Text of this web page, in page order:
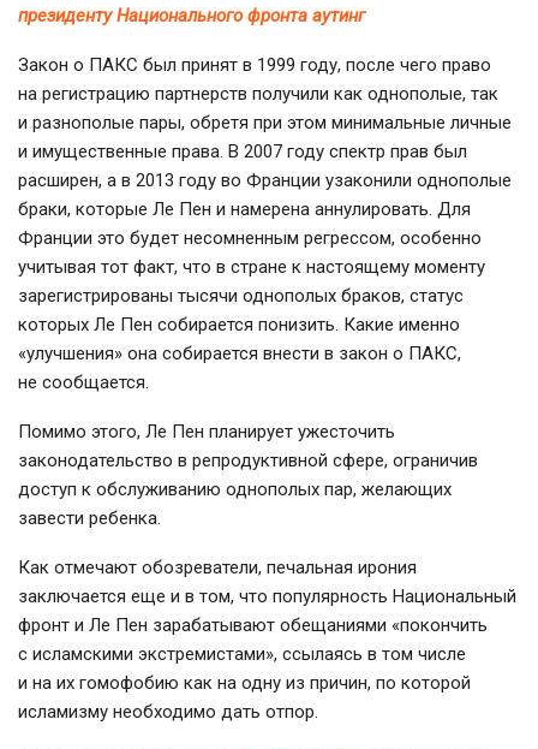
президенту Национального фронта аутинг
Закон о ПАКС был принят в 1999 году, после чего право
на регистрацию партнерств получили как однополые, так
и разнополые пары, обретя при этом минимальные личные
и имущественные права. В 2007 году спектр прав был
расширен, а в 2013 году во Франции узаконили однополые
браки, которые Ле Пен и намерена аннулировать. Для
Франции это будет несомненным регрессом, особенно
учитывая тот факт, что в стране к настоящему моменту
зарегистрированы тысячи однополых браков, статус
которых Ле Пен собирается понизить. Какие именно
«улучшения» она собирается внести в закон о ПАКС,
не сообщается.
Помимо этого, Ле Пен планирует ужесточить
законодательство в репродуктивной сфере, ограничив
доступ к обслуживанию однополых пар, желающих
завести ребенка.
Как отмечают обозреватели, печальная ирония
заключается еще и в том, что популярность Национальный
фронт и Ле Пен зарабатывают обещаниями «покончить
с исламскими экстремистами», ссылаясь в том числе
и на их гомофобию как на одну из причин, по которой
исламизму необходимо дать отпор.